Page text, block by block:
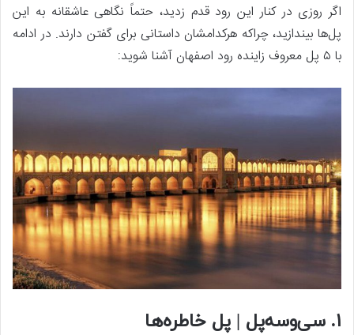
اگر روزی در کنار این رود قدم زدید، حتماً نگاهی عاشقانه به این
پل‌ها بیندازید، چراکه هرکدامشان داستانی برای گفتن دارند. در ادامه
با ۵ پل معروف زاینده رود اصفهان آشنا شوید:
۱. سی‌وسه‌پل | پل خاطره‌ها